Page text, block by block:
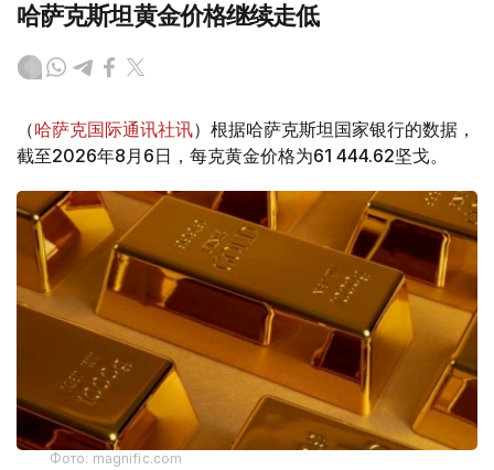
哈萨克斯坦黄金价格继续走低
（哈萨克国际通讯社讯）根据哈萨克斯坦国家银行的数据，
截至2026年8月6日，每克黄金价格为61 444.62坚戈。
Фото: magnific.com